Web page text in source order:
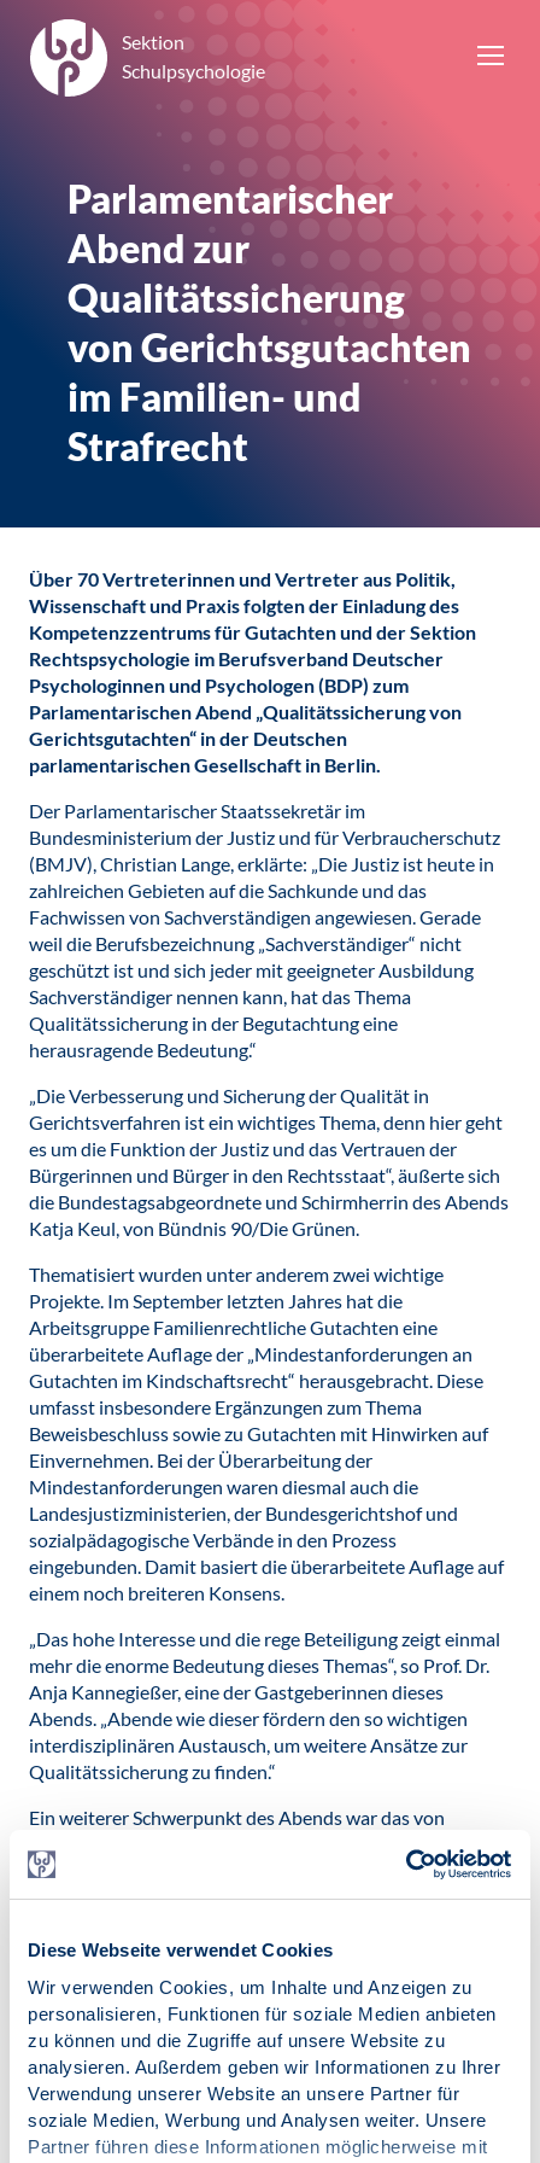
Diese Webseite verwendet Cookies
Wir verwenden Cookies, um Inhalte und Anzeigen zu
personalisieren, Funktionen für soziale Medien anbieten
zu können und die Zugriffe auf unsere Website zu
analysieren. Außerdem geben wir Informationen zu Ihrer
Verwendung unserer Website an unsere Partner für
soziale Medien, Werbung und Analysen weiter. Unsere
Partner führen diese Informationen möglicherweise mit
Sektion
Schulpsychologie
Parlamentarischer
Abend zur
Qualitätssicherung
von Gerichtsgutachten
im Familien- und
Strafrecht
Über 70 Vertreterinnen und Vertreter aus Politik,
Wissenschaft und Praxis folgten der Einladung des
Kompetenzzentrums für Gutachten und der Sektion
Rechtspsychologie im Berufsverband Deutscher
Psychologinnen und Psychologen (BDP) zum
Parlamentarischen Abend „Qualitätssicherung von
Gerichtsgutachten“ in der Deutschen
parlamentarischen Gesellschaft in Berlin.
Der Parlamentarischer Staatssekretär im
Bundesministerium der Justiz und für Verbraucherschutz
(BMJV), Christian Lange, erklärte: „Die Justiz ist heute in
zahlreichen Gebieten auf die Sachkunde und das
Fachwissen von Sachverständigen angewiesen. Gerade
weil die Berufsbezeichnung „Sachverständiger“ nicht
geschützt ist und sich jeder mit geeigneter Ausbildung
Sachverständiger nennen kann, hat das Thema
Qualitätssicherung in der Begutachtung eine
herausragende Bedeutung.“
„Die Verbesserung und Sicherung der Qualität in
Gerichtsverfahren ist ein wichtiges Thema, denn hier geht
es um die Funktion der Justiz und das Vertrauen der
Bürgerinnen und Bürger in den Rechtsstaat“, äußerte sich
die Bundestagsabgeordnete und Schirmherrin des Abends
Katja Keul, von Bündnis 90/Die Grünen.
Thematisiert wurden unter anderem zwei wichtige
Projekte. Im September letzten Jahres hat die
Arbeitsgruppe Familienrechtliche Gutachten eine
überarbeitete Auflage der „Mindestanforderungen an
Gutachten im Kindschaftsrecht“ herausgebracht. Diese
umfasst insbesondere Ergänzungen zum Thema
Beweisbeschluss sowie zu Gutachten mit Hinwirken auf
Einvernehmen. Bei der Überarbeitung der
Mindestanforderungen waren diesmal auch die
Landesjustizministerien, der Bundesgerichtshof und
sozialpädagogische Verbände in den Prozess
eingebunden. Damit basiert die überarbeitete Auflage auf
einem noch breiteren Konsens.
„Das hohe Interesse und die rege Beteiligung zeigt einmal
mehr die enorme Bedeutung dieses Themas“, so Prof. Dr.
Anja Kannegießer, eine der Gastgeberinnen dieses
Abends. „Abende wie dieser fördern den so wichtigen
interdisziplinären Austausch, um weitere Ansätze zur
Qualitätssicherung zu finden.“
Ein weiterer Schwerpunkt des Abends war das von
Bundesministerium für Justiz und Verbraucherschutz
geförderte Pilotprojekt "Peer-Review-Verfahren für
Gutachten in Kindschaftssachen". Im Rahmen dieses
dem Bereich wissenschaftlicher Publikationen bekannte
Peer-Review-Verfahren als System anonymer, kollegialer
Rückmeldung auf das Gutachterwesen übertragen lässt.
„Wir sind noch nicht am Ende des Weges unserer
Qualitätssicherung angekommen. Es gibt noch
Herausforderungen, die es zu meistern gilt. Spezifische
Informationen und Fortbildungen für alle
Verfahrensbeteiligte Beteiligte sind notwendig“, so